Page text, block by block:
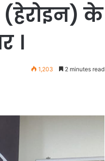
(हेरोइन) के
।
1,203 2 minutes read